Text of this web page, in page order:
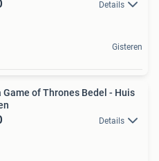
Details
Gisteren
Game of Thrones Bedel - Huis
Details